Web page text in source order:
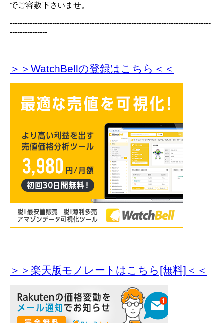
でご容赦下さいませ。
---------------------------------------------------------------------------------
---------------
＞＞WatchBellの登録はこちら＜＜
＞＞楽天版モノレートはこちら[無料]＜＜